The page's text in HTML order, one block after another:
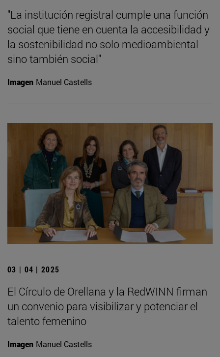
"La institución registral cumple una función
social que tiene en cuenta la accesibilidad y
la sostenibilidad no solo medioambiental
sino también social"
Imagen Manuel Castells
03 | 04 | 2025
El Círculo de Orellana y la RedWINN firman
un convenio para visibilizar y potenciar el
talento femenino
Imagen Manuel Castells